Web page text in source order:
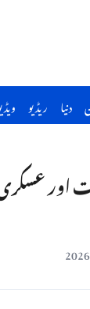
دنیا ریڈیو
اور